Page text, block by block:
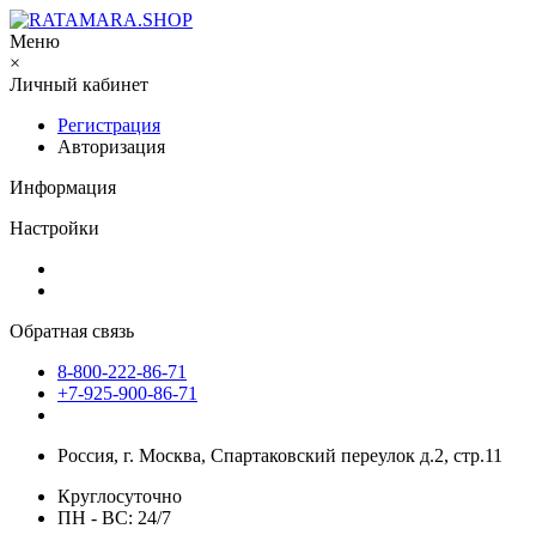
Меню
×
Личный кабинет
Регистрация
Авторизация
Информация
Настройки
Обратная связь
8-800-222-86-71
+7-925-900-86-71
Россия, г. Москва, Спартаковский переулок д.2, стр.11
Круглосуточно
ПН - ВС: 24/7